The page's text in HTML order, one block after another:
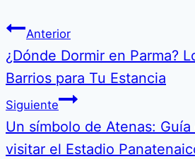
Anterior
¿Dónde Dormir en Parma?
Barrios para Tu Estancia
Siguiente
Un símbolo de Atenas:
visitar el Estadio